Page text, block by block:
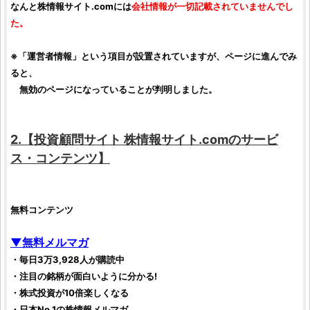
なんと株情報サイト.comには会社情報が一切記載されていませんでし
た。
※「運営者情報」という項目が設置されていますが、ページに進んでみ
ると、
無効のページになっていることが判明しました。
2.【投資顧問サイト 株情報サイト.comのサービ
ス・コンテンツ】
無料コンテンツ
▼無料メルマガ
・毎日3万3,928人が購読中
・注目の銘柄が面白いように分かる!
・ 株式投資が10倍楽しくなる